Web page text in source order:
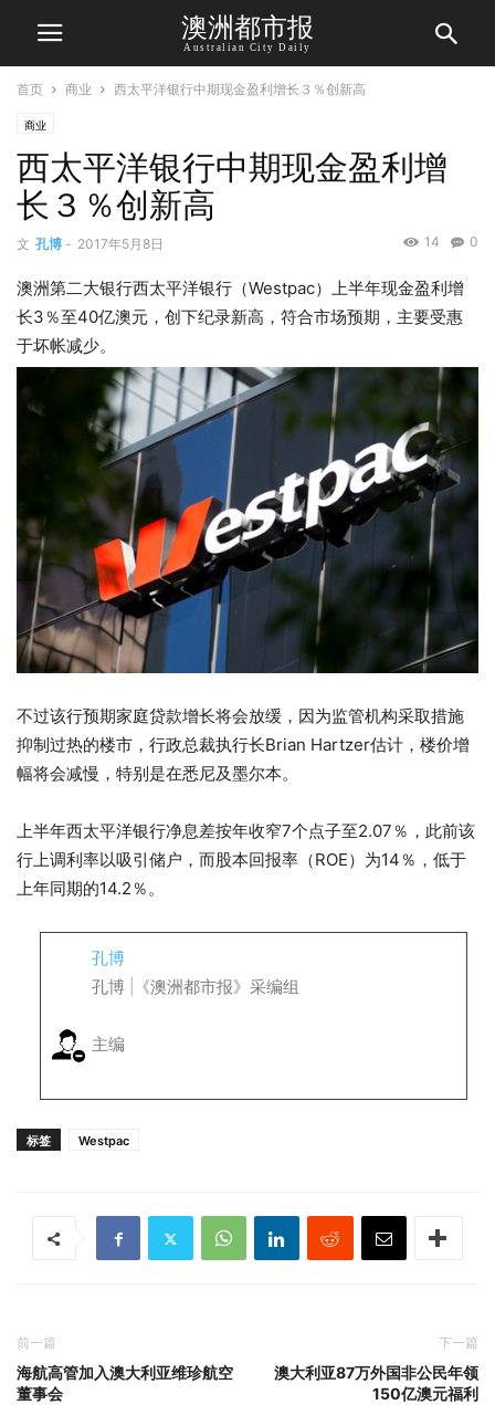
澳洲都市报
Australian City Daily
首页 商业 西太平洋银行中期现金盈利增长３％创新高
商业
西太平洋银行中期现金盈利增
长３％创新高
文 孔博 - 2017年5月8日 0
14
澳洲第二大银行西太平洋银行（Westpac）上半年现金盈利增
长3％至40亿澳元，创下纪录新高，符合市场预期，主要受惠
于坏帐减少。
不过该行预期家庭贷款增长将会放缓，因为监管机构采取措施
抑制过热的楼市，行政总裁执行长Brian Hartzer估计，楼价增
幅将会减慢，特别是在悉尼及墨尔本。
上半年西太平洋银行净息差按年收窄7个点子至2.07％，此前该
行上调利率以吸引储户，而股本回报率（ROE）为14％，低于
上年同期的14.2％。
孔博
孔博 |《澳洲都市报》采编组
主编
标签 Westpac
前一篇
海航高管加入澳大利亚维珍航空
董事会
下一篇
澳大利亚87万外国非公民年领
150亿澳元福利